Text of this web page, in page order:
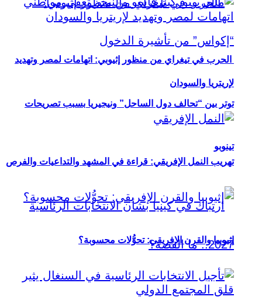
توتر بين “تحالف دول الساحل” ونيجيريا بسبب تصريحات
تينوبو
الحرب في تيغراي من منظور إثيوبي: اتهامات لمصر وتهديد
لإريتريا والسودان
تهريب النمل الإفريقي: قراءة في المشهد والتداعيات والفرص
إثيوبيا والقرن الإفريقي: تحوُّلات محسوبة؟